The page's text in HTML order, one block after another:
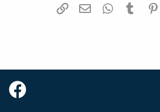
Pinterest
Tumblr
WhatsAppדואר אלקטרוני